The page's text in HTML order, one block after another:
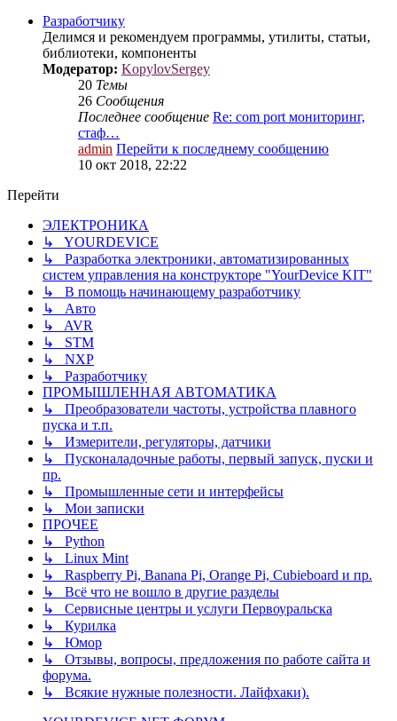
Разработчику
Делимся и рекомендуем программы, утилиты, статьи,
библиотеки, компоненты
Модератор: KopylovSergey
20 Темы
26 Сообщения
Последнее сообщение Re: com port мониторинг,
стаф…
admin Перейти к последнему сообщению
10 окт 2018, 22:22
Перейти
ЭЛЕКТРОНИКА
↳ YOURDEVICE
↳ Разработка электроники, автоматизированных
систем управления на конструкторе "YourDevice KIT"
↳ В помощь начинающему разработчику
↳ Авто
↳ AVR
↳ STM
↳ NXP
↳ Разработчику
ПРОМЫШЛЕННАЯ АВТОМАТИКА
↳ Преобразователи частоты, устройства плавного
пуска и т.п.
↳ Измерители, регуляторы, датчики
↳ Пусконаладочные работы, первый запуск, пуски и
пр.
↳ Промышленные сети и интерфейсы
↳ Мои записки
ПРОЧЕЕ
↳ Python
↳ Linux Mint
↳ Raspberry Pi, Banana Pi, Orange Pi, Cubieboard и пр.
↳ Всё что не вошло в другие разделы
↳ Сервисные центры и услуги Первоуральска
↳ Курилка
↳ Юмор
↳ Отзывы, вопросы, предложения по работе сайта и
форума.
↳ Всякие нужные полезности. Лайфхаки).